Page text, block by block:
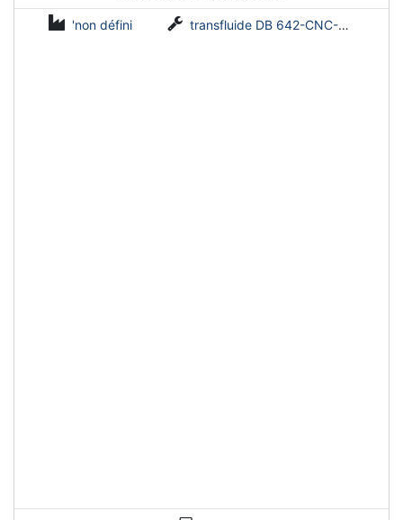
'non défini transfluide DB 642-CNC-R/L